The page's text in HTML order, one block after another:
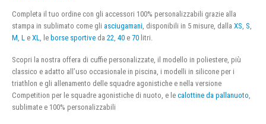
Completa il tuo ordine con gli accessori 100% personalizzabili grazie alla
stampa in sublimato come gli asciugamani , disponibili in 5 misure, dalla XS S
M L e XL , le borse sportive da 22 40 e 70 litri.
Scopri la nostra offera di cuffie personalizzate, il modello in poliestere, più
classico e adatto all’uso occasionale in piscina, i modelli in silicone per i
triathlon e gli allenamento delle squadre agonistiche e nella versione
Competition per le squadre agonistiche di nuoto, e le calottine da pallanuoto,
sublimate e 100% personalizzabili